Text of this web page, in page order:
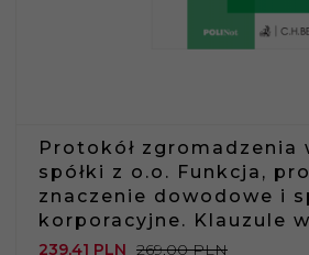
Protokół zgromadzenia
spółki z o.o. Funkcja,
znaczenie dowodowe i
korporacyjne. Klauzule
239,41 PLN 269,00 PLN